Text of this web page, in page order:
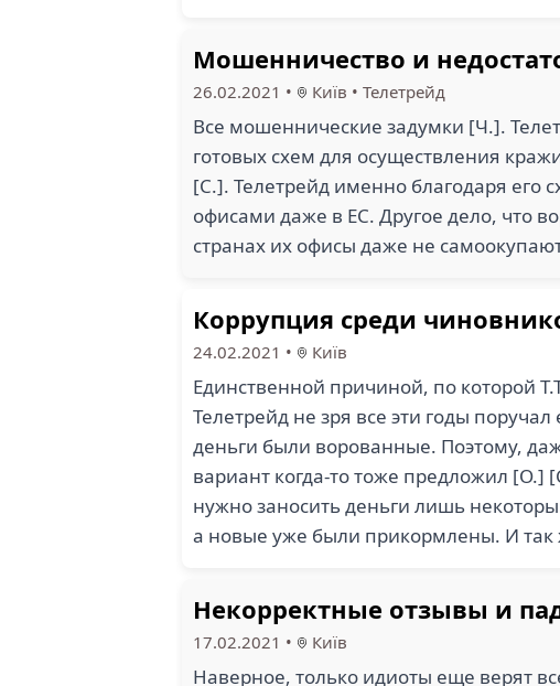
Мошенничество и
26.02.2021 • Київ • Телетрейд
Все мошеннические задумки [Ч.].
готовых схем для осуществления
[С.]. Телетрейд именно благодаря его
офисами даже в ЕС. Другое дело, что
странах их офисы даже не
Коррупция среди
24.02.2021 • Київ
Единственной причиной, по которой
Телетрейд не зря все эти годы
деньги были ворованные. Поэтому,
вариант когда-то тоже предложил [О.]
нужно заносить деньги лишь
а новые уже были прикормлены. И
Некорректные отзывы и
17.02.2021 • Київ
Наверное, только идиоты еще верят